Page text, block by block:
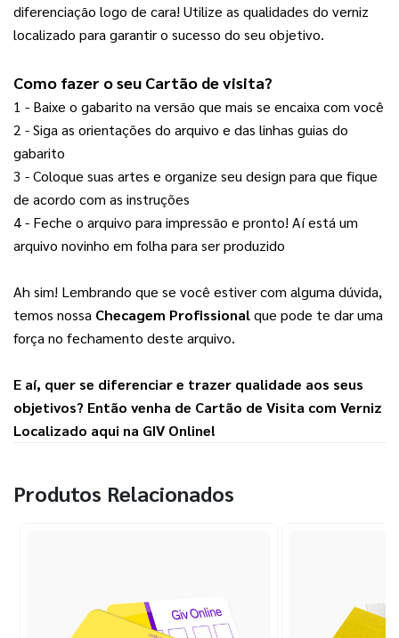
diferenciação logo de cara! Utilize as qualidades do verniz
localizado para garantir o sucesso do seu objetivo.
Como fazer o seu Cartão de visita?
1 - Baixe o gabarito na versão que mais se encaixa com você
2 - Siga as orientações do arquivo e das linhas guias do
gabarito
3 - Coloque suas artes e organize seu design para que fique
de acordo com as instruções
4 - Feche o arquivo para impressão e pronto! Aí está um
arquivo novinho em folha para ser produzido
Ah sim! Lembrando que se você estiver com alguma dúvida,
temos nossa Checagem Profissional que pode te dar uma
força no fechamento deste arquivo.
E aí, quer se diferenciar e trazer qualidade aos seus
objetivos? Então venha de Cartão de Visita com Verniz
Localizado aqui na GIV Online!
Produtos Relacionados